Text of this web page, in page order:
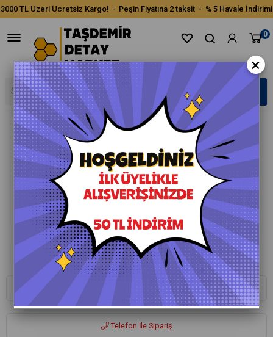
3000 TL Üzeri Ücretsiz Kargo! - Peşin Fiyatına 2 taksit - % 5 Havale İndirimi
0
Whatsapp ile Sipariş
Telefon İle Sipariş
×